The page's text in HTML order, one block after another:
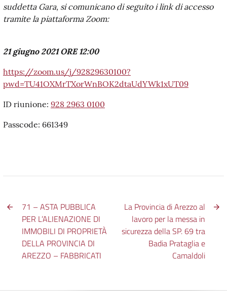
suddetta Gara, si comunicano di seguito i link di accesso
tramite la piattaforma Zoom:
21 giugno 2021 ORE 12:00
https://zoom.us/j/92829630100?
pwd=TU41OXMrTXorWnBOK2dtaUdYWk1xUT09
ID riunione: 928 2963 0100
Passcode: 661349
71 – ASTA PUBBLICA
PER L’ALIENAZIONE DI
IMMOBILI DI PROPRIETÀ
DELLA PROVINCIA DI
AREZZO – FABBRICATI
La Provincia di Arezzo al
lavoro per la messa in
sicurezza della SP. 69 tra
Badia Prataglia e
Camaldoli